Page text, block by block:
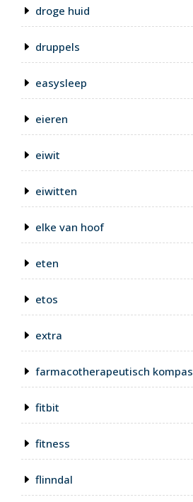
droge huid
druppels
easysleep
eieren
eiwit
eiwitten
elke van hoof
eten
etos
extra
farmacotherapeutisch kompas
fitbit
fitness
flinndal